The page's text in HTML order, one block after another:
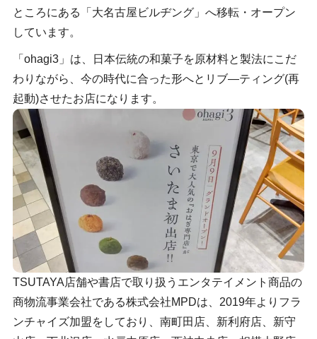
ところにある「大名古屋ビルヂング」へ移転・オープン
しています。
「ohagi3」は、日本伝統の和菓子を原材料と製法にこだ
わりながら、今の時代に合った形へとリブ―ティング(再
起動)させたお店になります。
TSUTAYA店舗や書店で取り扱うエンタテイメント商品の
商物流事業会社である株式会社MPDは、2019年よりフラ
ンチャイズ加盟をしており、南町田店、新利府店、新守